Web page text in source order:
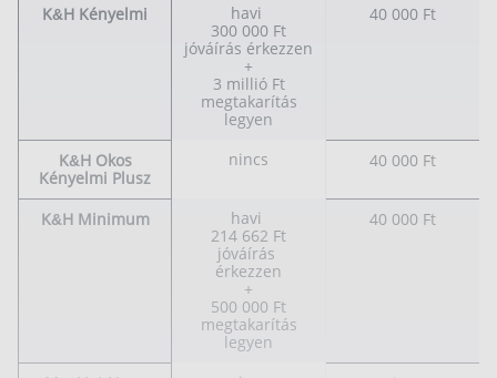
K&H Kényelmi
havi
300 000 Ft
jóváírás érkezzen
+
3 millió Ft
megtakarítás
legyen
40 000 Ft
K&H Okos
Kényelmi Plusz
nincs 40 000 Ft
K&H Minimum
havi
214 662 Ft
jóváírás
érkezzen
+
500 000 Ft
megtakarítás
legyen
40 000 Ft